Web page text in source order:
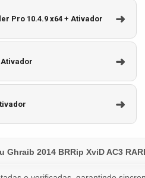
Pro 10.4.9 x64 + Ativador ➜
Ativador ➜
➜
2014 BRRip XviD AC3